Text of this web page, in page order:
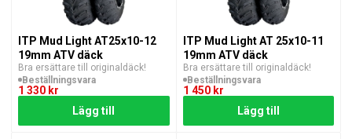
ITP Mud Light AT25x10-12
19mm ATV däck
Bra ersättare till originaldäck!
Beställningsvara
1 330 kr
Lägg till
ITP Mud Light AT 25x10-11
19mm ATV däck
Bra ersättare till originaldäck!
Beställningsvara
1 450 kr
Lägg till